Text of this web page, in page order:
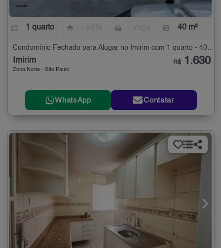
1 quarto 40 m²
Condomínio Fechado para Alugar no Imirim com 1 quarto - 40 m²
Imirim
Zona Norte - São Paulo
R$ 1.630
WhatsApp Contatar